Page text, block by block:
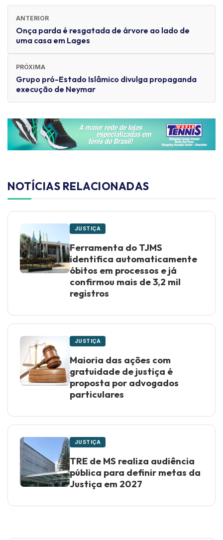
ANTERIOR
Onça parda é resgatada de árvore ao lado de
uma casa em Lages
PRÓXIMA
Grupo pró-Estado Islâmico divulga propaganda
execução de Neymar
NOTÍCIAS RELACIONADAS
JUSTIÇA
Ferramenta do TJMS
identifica automaticamente
óbitos em processos e já
confirmou mais de 3,2 mil
registros
JUSTIÇA
Maioria das ações com
gratuidade de justiça é
proposta por advogados
particulares
JUSTIÇA
TRE de MS realiza audiência
pública para definir metas da
Justiça em 2027